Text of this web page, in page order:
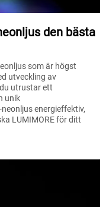
den bästa
som är högst
utveckling av
utrustar ett
unik
energieffektiv,
LUMIMORE för ditt